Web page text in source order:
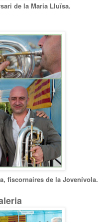
de la Maria Lluïsa.
fiscornaires de la Jovenívola.